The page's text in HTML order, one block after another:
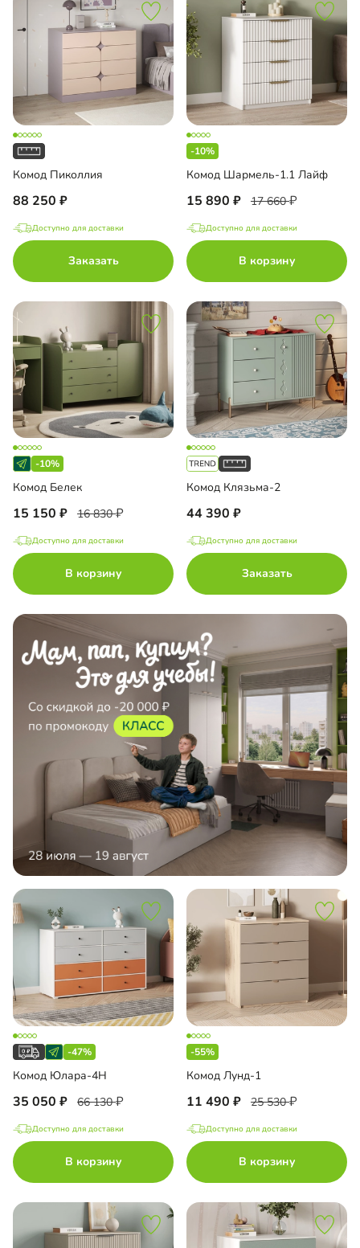
Комод Пиколлия
88 250
Доступно для доставки
Заказать
-10%
Комод Шармель-1.1 Лайф
15 890 17 660
Доступно для доставки
В корзину
-10%
Комод Белек
15 150 16 830
Доступно для доставки
В корзину
Комод Клязьма-2
44 390
Доступно для доставки
Заказать
-47%
Комод Юлара-4Н
35 050 66 130
Доступно для доставки
В корзину
-55%
Комод Лунд-1
11 490 25 530
Доступно для доставки
В корзину